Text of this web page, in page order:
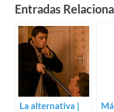
Entradas
La alternativa |